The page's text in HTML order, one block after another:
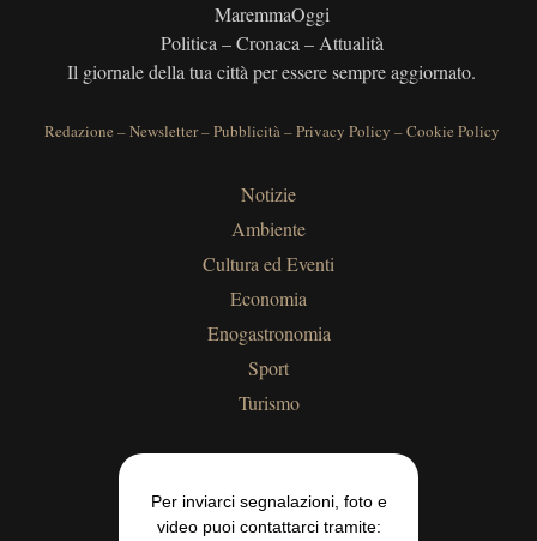
MaremmaOggi
Politica – Cronaca – Attualità
Il giornale della tua città per essere sempre aggiornato.
Redazione –Newsletter–Pubblicità–Privacy Policy –Cookie Policy
Notizie
Ambiente
Cultura ed Eventi
Economia
Enogastronomia
Sport
Turismo
Per inviarci segnalazioni, foto e
video puoi contattarci tramite: